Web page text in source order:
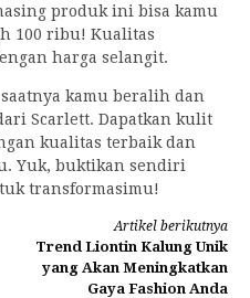
produk ini bisa kamu
100 ribu! Kualitas
harga selangit.
kamu beralih dan
Scarlett. Dapatkan kulit
kualitas terbaik dan
Yuk, buktikan sendiri
transformasimu!
Artikel berikutnya
Trend Liontin Kalung Unik
yang Akan Meningkatkan
Gaya Fashion Anda